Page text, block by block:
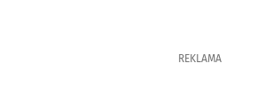
REKLAMA